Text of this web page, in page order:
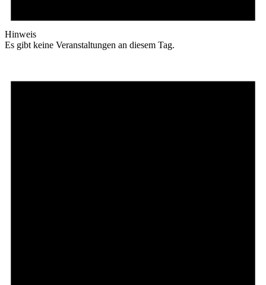
Hinweis
Es gibt keine Veranstaltungen an diesem Tag.